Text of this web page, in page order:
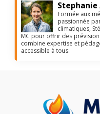
Stephanie
Formée aux
passionnée
climatiques,
MC pour offrir des
combine expertise et
accessible à tous.